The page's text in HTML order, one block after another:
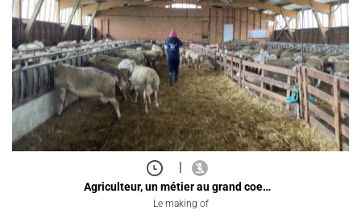
|
Agriculteur, un métier au grand coe…
Le making of